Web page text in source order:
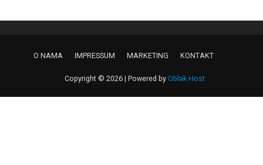
O NAMA IMPRESSUM MARKETING KONTAKT
Copyright © 2026 | Powered by Oblak Host